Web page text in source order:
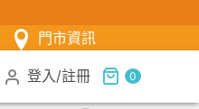
門市資訊
登入 /註冊 0